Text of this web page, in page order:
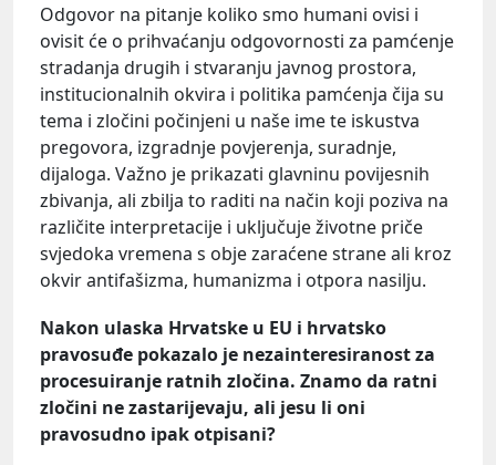
Odgovor na pitanje koliko smo humani ovisi i
ovisit će o prihvaćanju odgovornosti za pamćenje
stradanja drugih i stvaranju javnog prostora,
institucionalnih okvira i politika pamćenja čija su
tema i zločini počinjeni u naše ime te iskustva
pregovora, izgradnje povjerenja, suradnje,
dijaloga. Važno je prikazati glavninu povijesnih
zbivanja, ali zbilja to raditi na način koji poziva na
različite interpretacije i uključuje životne priče
svjedoka vremena s obje zaraćene strane ali kroz
okvir antifašizma, humanizma i otpora nasilju.
Nakon ulaska Hrvatske u EU i hrvatsko
pravosuđe pokazalo je nezainteresiranost za
procesuiranje ratnih zločina. Znamo da ratni
zločini ne zastarijevaju, ali jesu li oni
pravosudno ipak otpisani?